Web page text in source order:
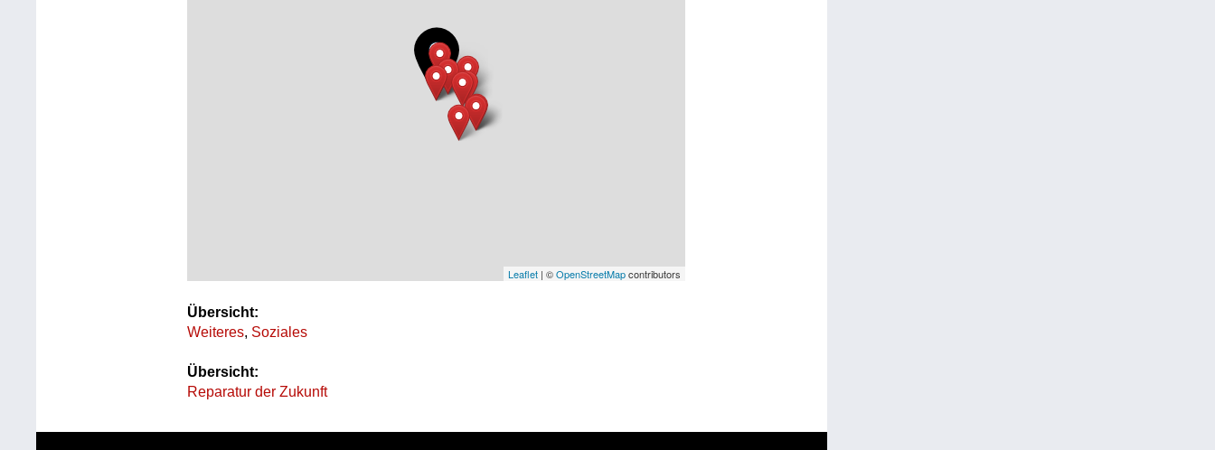
Leaflet| ©OpenStreetMapcontributors
Übersicht:
Weiteres, Soziales
Übersicht:
Reparatur der Zukunft